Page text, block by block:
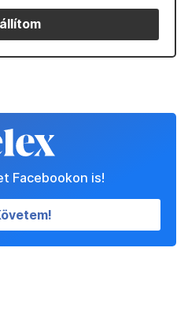
Facebookon is!